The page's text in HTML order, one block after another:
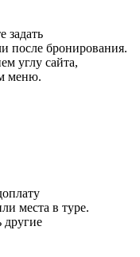
задать
после бронирования.
углу сайта,
меню.
места в туре.
другие